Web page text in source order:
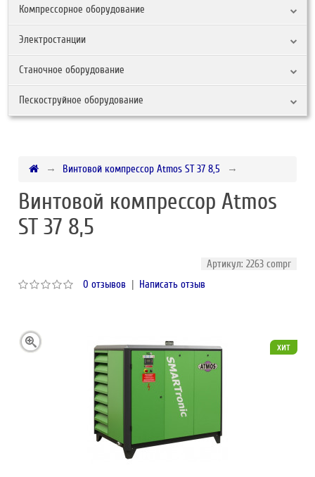
Компрессорное оборудование
Электростанции
Станочное оборудование
Пескоструйное оборудование
Винтовой компрессор Atmos ST 37 8,5
Винтовой компрессор Atmos
ST 37 8,5
Артикул: 2263 compr
0 отзывов | Написать отзыв
хит